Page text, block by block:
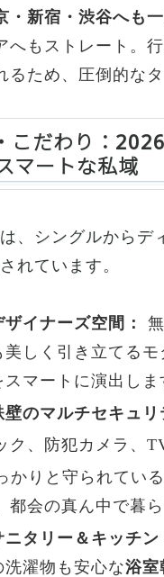
・新宿・渋谷へも一
へもストレート。
るため、圧倒的な
こだわり：
マートな私域
、シングルからデ
れています。
イナーズ空間：
美しく引き立てる
マートに演出しま
のマルチセキュリ
ク、防犯カメラ、
かりと守られてい
都会の真ん中で暮
タリー＆キッチン
濯物も安心な浴室